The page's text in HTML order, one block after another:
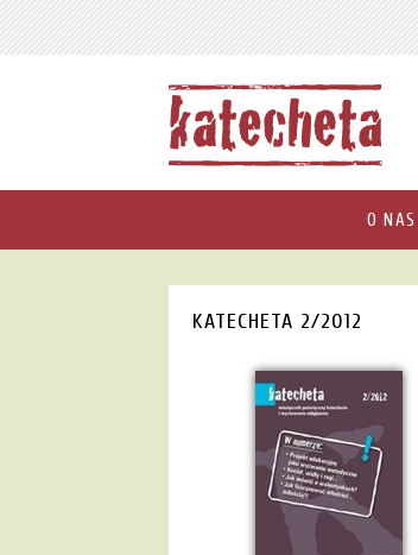
O NAS
KATECHETA 2/2012